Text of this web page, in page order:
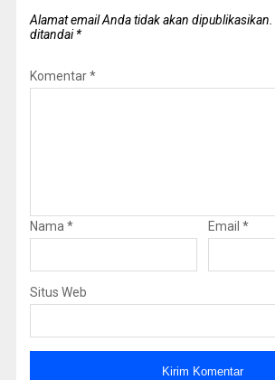
Alamat email Anda tidak akan dipublikasikan.
ditandai*
Komentar*
Nama * Email *
Situs Web